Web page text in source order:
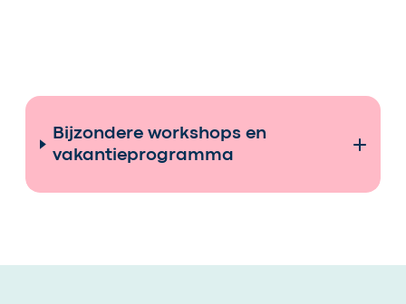
Bijzondere workshops en
vakantieprogramma